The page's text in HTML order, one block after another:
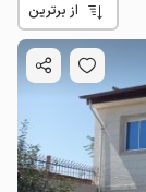
از برترین